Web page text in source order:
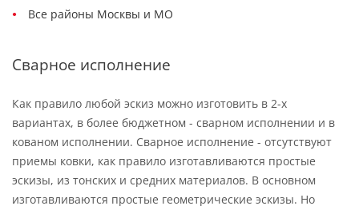
Все районы Москвы и МО
Сварное исполнение
Как правило любой эскиз можно изготовить в 2-х
вариантах, в более бюджетном - сварном исполнении и в
кованом исполнении. Сварное исполнение - отсутствуют
приемы ковки, как правило изготавливаются простые
эскизы, из тонских и средних материалов. В основном
изготавливаются простые геометрические эскизы. Но